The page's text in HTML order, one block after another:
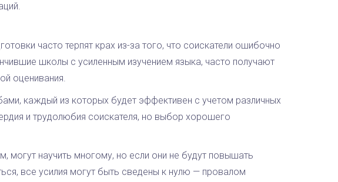
часто терпят крах из-за того, что соискатели ошибочно
школы с усиленным изучением языка, часто получают
оценивания.
каждый из которых будет эффективен с учетом различных
и трудолюбия соискателя, но выбор хорошего
могут научить многому, но если они не будут повышать
все усилия могут быть сведены к нулю — провалом